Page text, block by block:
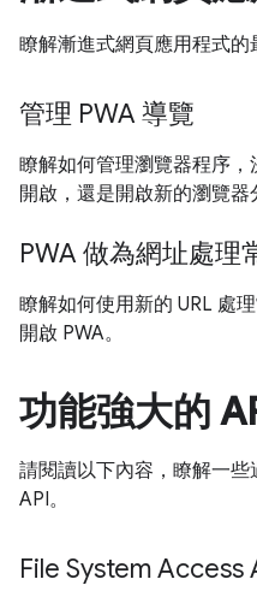
瞭解漸進式網頁應用程式的
管理 PWA 導覽
瞭解如何管理瀏覽器程序，
開啟，還是開啟新的瀏覽器
PWA 做為網址處理
瞭解如何使用新的 URL 處
開啟 PWA。
功能強大的
請閱讀以下內容，瞭解一
API。
File System Access